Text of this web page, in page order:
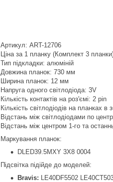
Артикул: ART-12706
Ціна за 1 планку (Комплект 3
Тип підкладки: алюміній
Довжина планок: 730 мм
Ширина планок: 12 мм
Напруга одного світлодіода: 3V
Кількість контактів на роз'ємі: 2 pin
Кількість світлодіодів на планках в
Відстань між світлодіодами по
Відстань між центром 1-го та
Маркування планок:
DLED39.5MXY 3X8 0004
Підсвітка підійде до моделей:
Bravis:
LE40DF5502